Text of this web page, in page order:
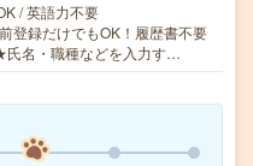
/ 英語力不要
登録だけでもOK！履歴書不要
名・職種などを入力す…